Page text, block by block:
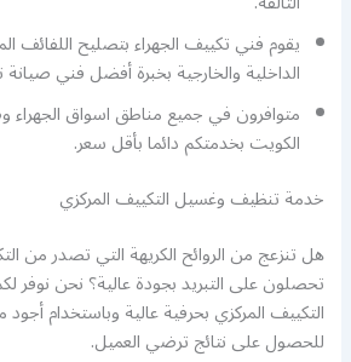
يقوم فني تكييف الجهراء بتصليح اللفائف
الداخلية والخارجية بخبرة أفضل فني صيانة
متوافرون في جميع مناطق اسواق الجهراء
الكويت بخدمتكم دائما بأقل سعر.
خدمة تنظيف وغسيل التكييف المركزي
هل تنزعج من الروائح الكريهة التي تصدر من
تحصلون على التبريد بجودة عالية؟ نحن
التكييف المركزي بحرفية عالية وباستخدام
للحصول على نتائج ترضي العميل.